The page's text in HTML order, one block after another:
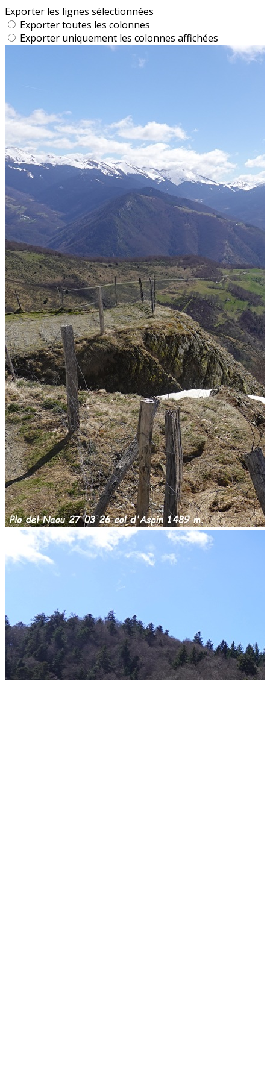
Exporter les lignes sélectionnées
Exporter toutes les colonnes
Exporter uniquement les colonnes affichées